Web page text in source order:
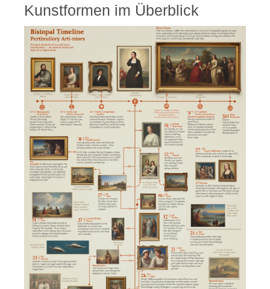
Kunstformen im Überblick